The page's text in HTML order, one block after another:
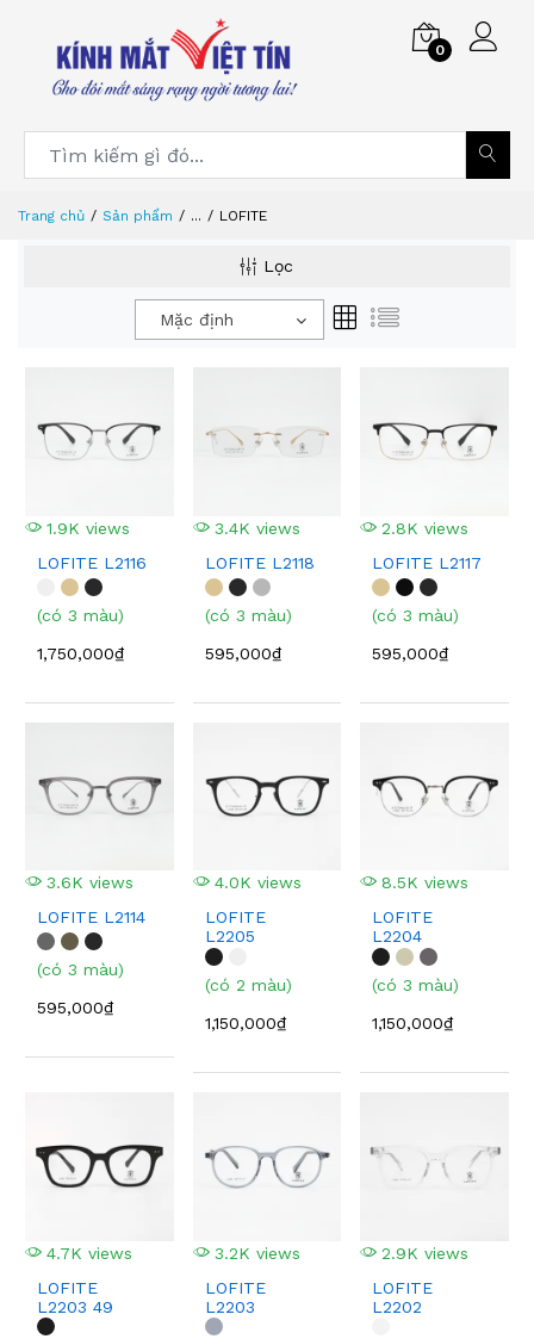
0
Trang chủ Sản phẩm ... LOFITE
Lọc
Mặc định
1.9K views
LOFITE L2116
(có 3 màu)
1,750,000₫
3.4K views
LOFITE L2118
(có 3 màu)
595,000₫
2.8K views
LOFITE L2117
(có 3 màu)
595,000₫
3.6K views
LOFITE L2114
(có 3 màu)
595,000₫
4.0K views
LOFITE
L2205
(có 2 màu)
1,150,000₫
8.5K views
LOFITE
L2204
(có 3 màu)
1,150,000₫
4.7K views
LOFITE
L2203 49
3.2K views
LOFITE
L2203
2.9K views
LOFITE
L2202